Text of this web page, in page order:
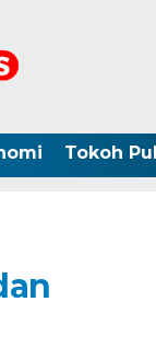
Tokoh